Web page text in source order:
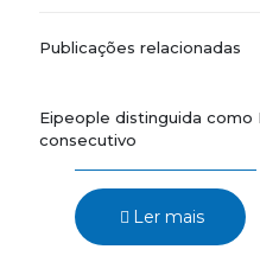
Publicações relacionadas
Eipeople distinguida como
consecutivo
Ler mais